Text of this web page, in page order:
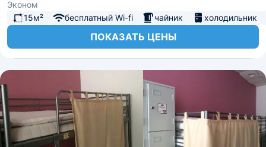
Эконом
15м²
бесплатный Wi-fi чайник холодильник
ПОКАЗАТЬ ЦЕНЫ